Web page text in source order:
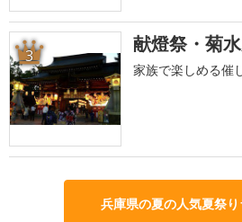
3 献燈祭・菊
家族で楽しめる催
兵庫県の夏の人気夏祭